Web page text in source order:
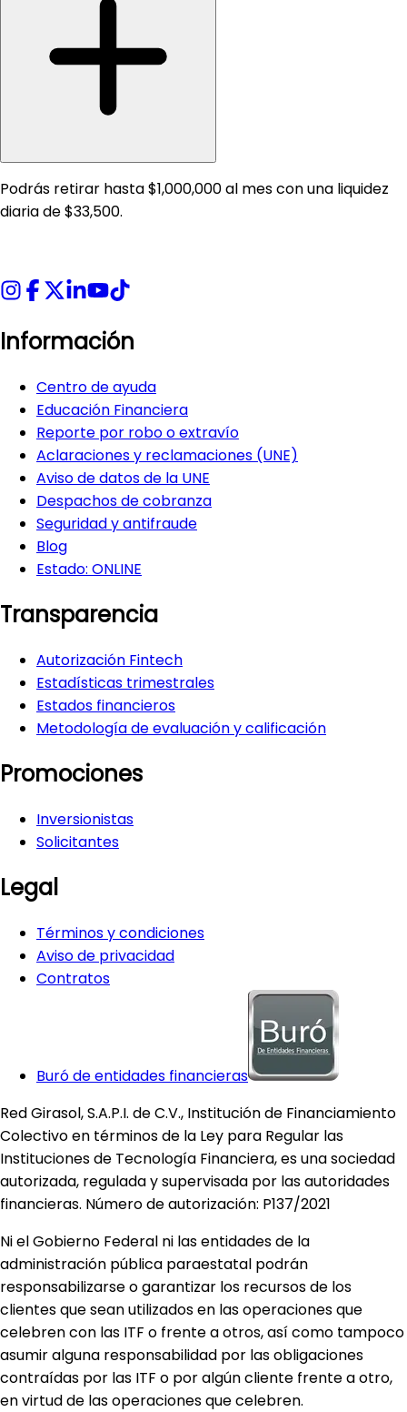
Podrás retirar hasta $1,000,000 al mes con una liquidez
diaria de $33,500.
Información
Centro de ayuda
Educación Financiera
Reporte por robo o extravío
Aclaraciones y reclamaciones (UNE)
Aviso de datos de la UNE
Despachos de cobranza
Seguridad y antifraude
Blog
Estado: ONLINE
Transparencia
Autorización Fintech
Estadísticas trimestrales
Estados financieros
Metodología de evaluación y calificación
Promociones
Inversionistas
Solicitantes
Legal
Términos y condiciones
Aviso de privacidad
Contratos
Buró de entidades financieras
Red Girasol, S.A.P.I. de C.V., Institución de Financiamiento
Colectivo en términos de la Ley para Regular las
Instituciones de Tecnología Financiera, es una sociedad
autorizada, regulada y supervisada por las autoridades
financieras. Número de autorización: P137/2021
Ni el Gobierno Federal ni las entidades de la
administración pública paraestatal podrán
responsabilizarse o garantizar los recursos de los
clientes que sean utilizados en las operaciones que
celebren con las ITF o frente a otros, así como tampoco
asumir alguna responsabilidad por las obligaciones
contraídas por las ITF o por algún cliente frente a otro,
en virtud de las operaciones que celebren.